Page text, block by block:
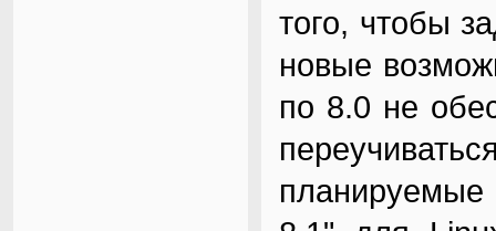
того, чтобы
новые
по 8.0 не